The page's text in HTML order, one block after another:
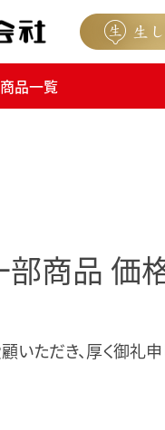
商品一覧
商品 価
ただき、厚く御礼申